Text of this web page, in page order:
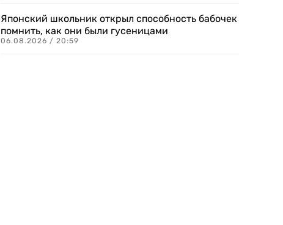
Японский школьник открыл способность бабочек
помнить, как они были гусеницами
06.08.2026 / 20:59